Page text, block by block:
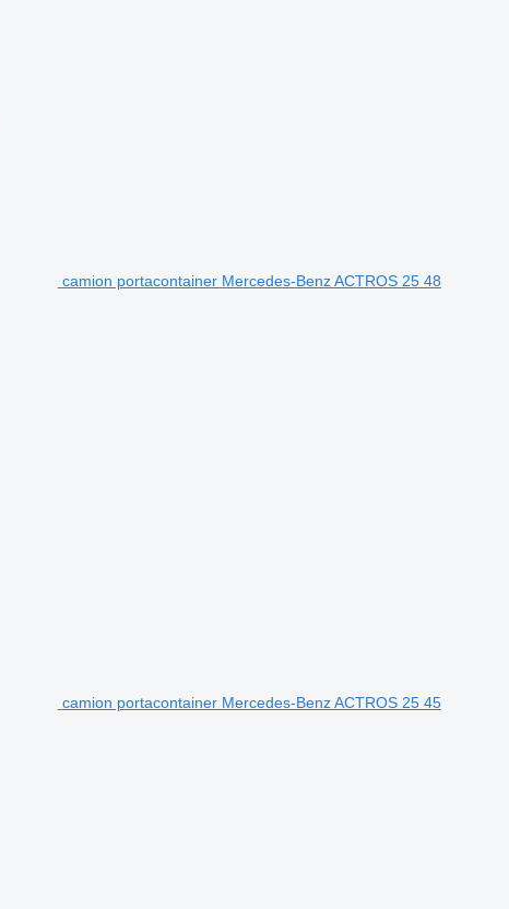
camion portacontainer Mercedes-Benz ACTROS 25 48
camion portacontainer Mercedes-Benz ACTROS 25 45